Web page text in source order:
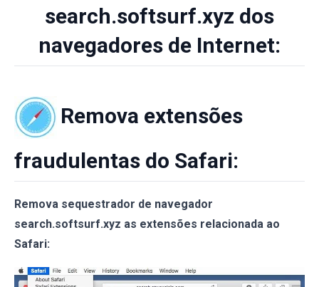
search.softsurf.xyz dos
navegadores de Internet:
Remova extensões
fraudulentas do Safari:
Remova sequestrador de navegador
search.softsurf.xyz as extensões relacionada ao
Safari: